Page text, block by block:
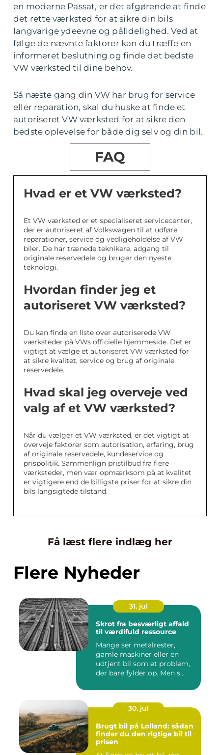
en moderne Passat, er det afgørende at finde
det rette værksted for at sikre din bils
langvarige ydeevne og pålidelighed. Ved at
følge de nævnte faktorer kan du træffe en
informeret beslutning og finde det bedste
VW værksted til dine behov.
Så næste gang din VW har brug for service
eller reparation, skal du huske at finde et
autoriseret VW værksted for at sikre den
bedste oplevelse for både dig selv og din bil.
FAQ
Hvad er et VW værksted?
Et VW værksted er et specialiseret servicecenter,
der er autoriseret af Volkswagen til at udføre
reparationer, service og vedligeholdelse af VW
biler. De har trænede teknikere, adgang til
originale reservedele og bruger den nyeste
teknologi.
Hvordan finder jeg et
autoriseret VW værksted?
Du kan finde en liste over autoriserede VW
værksteder på VWs officielle hjemmeside. Det er
vigtigt at vælge et autoriseret VW værksted for
at sikre kvalitet, service og brug af originale
reservedele.
Hvad skal jeg overveje ved
valg af et VW værksted?
Når du vælger et VW værksted, er det vigtigt at
overveje faktorer som autorisation, erfaring, brug
af originale reservedele, kundeservice og
prispolitik. Sammenlign pristilbud fra flere
værksteder, men vær opmærksom på at kvalitet
er vigtigere end de billigste priser for at sikre din
bils langsigtede tilstand.
Få læst flere indlæg her
Flere Nyheder
31. jul
Skrot fra besværligt affald
til værdifuld ressource
Mange ser metalrester,
gamle maskiner eller en
udtjent bil som et problem,
der bare fylder op. Men s...
30. jul
Brugt bil på Lolland: sådan
finder du den rigtige bil til
prisen